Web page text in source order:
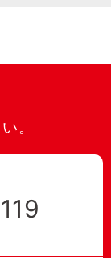
。